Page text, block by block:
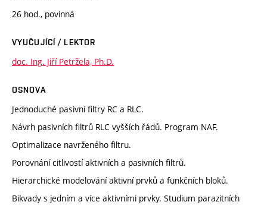
26 hod., povinná
VYUČUJÍCÍ / LEKTOR
doc. Ing. Jiří Petržela, Ph.D.
OSNOVA
Jednoduché pasivní filtry RC a RLC.
Návrh pasivních filtrů RLC vyšších řádů. Program NAF.
Optimalizace navrženého filtru.
Porovnání citlivostí aktivních a pasivních filtrů.
Hierarchické modelování aktivní prvků a funkčních bloků.
Bikvady s jedním a více aktivními prvky. Studium parazitních